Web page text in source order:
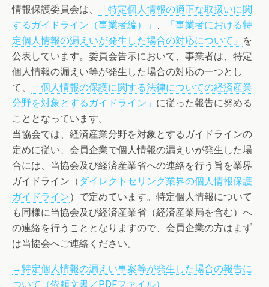
情報保護委員会は、
「特定個人情報の適正な取扱いに関
するガイドライン（事業者編）」 、
「事業者における特
定個人情報の漏えいが発生した場合の対応について」 を
公表しています。委員会告示において、事業者は、特定
個人情報の漏えい等が発生した場合の対応の一つとし
て、
「個人情報の保護に関する法律についての経済産業
分野を対象とするガイドライン」 に従った報告に努める
こととなっています。
当協会では、経済産業分野を対象とするガイドラインの
定めに従い、会員企業で個人情報の漏えいが発生した場
合には、当協会及び経済産業省への連絡を行う旨を業界
ガイドライン（ ダイレクトセリング業界の個人情報保護
ガイドライン）で定めています。特定個人情報について
も同様に当協会及び経済産業省（経済産業局を含む）へ
の連絡を行うこととなりますので、会員企業の方はまず
は当協会へご連絡ください。
→特定個人情報の漏えい事案等が発生した場合の報告に
ついて（依頼文書／PDFファイル）